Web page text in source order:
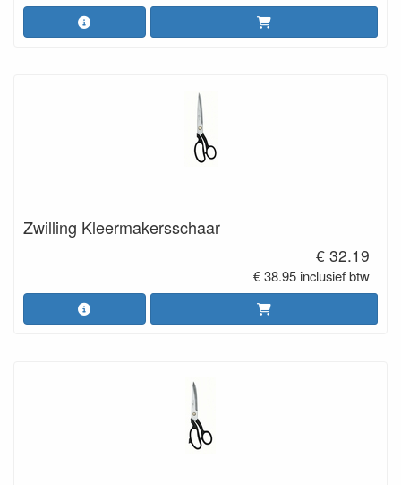
Zwilling Kleermakersschaar
€ 32.19
€ 38.95 inclusief btw